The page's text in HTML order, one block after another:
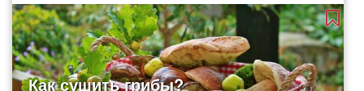
Как сушить грибы?